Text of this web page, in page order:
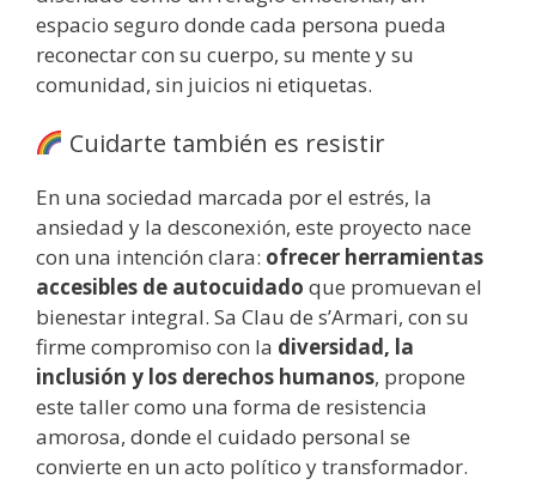
espacio seguro donde cada persona pueda
reconectar con su cuerpo, su mente y su
comunidad, sin juicios ni etiquetas.
Cuidarte también es resistir
En una sociedad marcada por el estrés, la
ansiedad y la desconexión, este proyecto nace
con una intención clara: ofrecer herramientas
accesibles de autocuidado que promuevan el
bienestar integral. Sa Clau de s’Armari, con su
firme compromiso con la diversidad, la
inclusión y los derechos humanos, propone
este taller como una forma de resistencia
amorosa, donde el cuidado personal se
convierte en un acto político y transformador.